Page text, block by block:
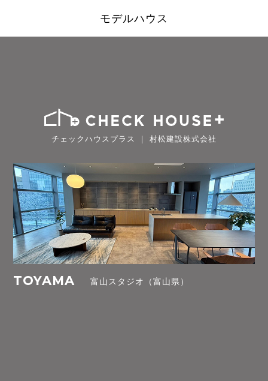
モデルハウス
チェックハウスプラス ｜ 村松建設株式会社
TOYAMA 富山スタジオ（富山県）